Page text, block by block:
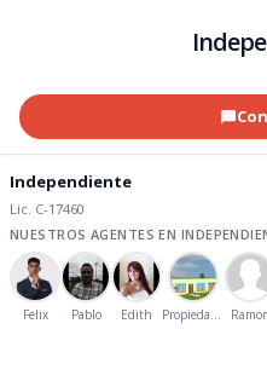
Independiente
Lic. C-17460
NUESTROS AGENTES EN
Felix Pablo Edith Propiedades